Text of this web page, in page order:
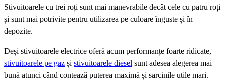
Stivuitoarele cu trei roți sunt mai manevrabile decât cele cu patru roți
și sunt mai potrivite pentru utilizarea pe culoare înguste și în
depozite.
Deși stivuitoarele electrice oferă acum performanțe foarte ridicate,
stivuitoarele pe gaz și stivuitoarele diesel sunt adesea alegerea mai
bună atunci când contează puterea maximă și sarcinile utile mari.